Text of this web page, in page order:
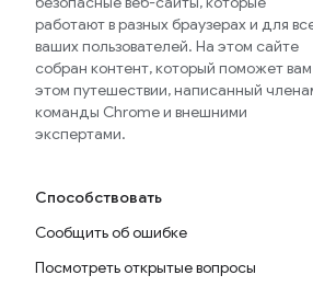
работают в разных браузерах и для
ваших пользователей. На этом сайте
собран контент, который поможет вам
этом путешествии, написанный
команды Chrome и внешними
экспертами.
Способствовать
Сообщить об ошибке
Посмотреть открытые вопросы